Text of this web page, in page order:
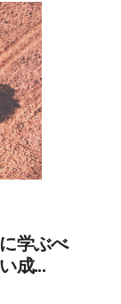
学ぶべ
成...